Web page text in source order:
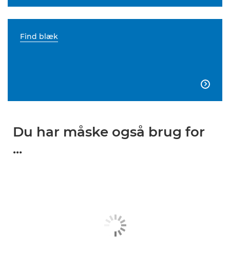
Find blæk

Du har måske også brug for
...